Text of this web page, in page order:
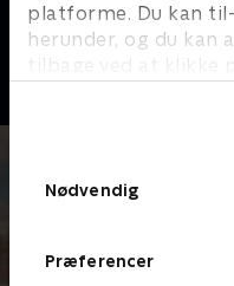
platforme. Du kan
herunder, og du
tilbage ved at klikke
Nødvendig
Præferencer
Danmarks dummeste
TV-Shows • 1 sæsoner